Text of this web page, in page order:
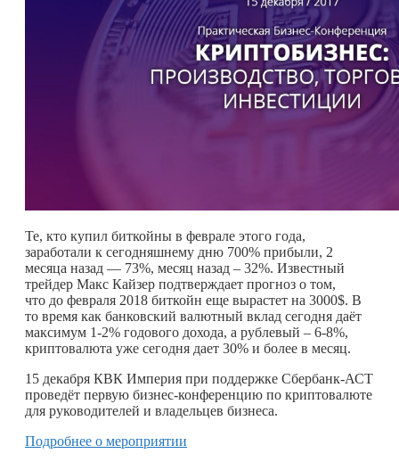
Те, кто купил биткойны в феврале этого года,
заработали к сегодняшнему дню 700% прибыли, 2
месяца назад — 73%, месяц назад – 32%. Известный
трейдер Макс Кайзер подтверждает прогноз о том,
что до февраля 2018 биткойн еще вырастет на 3000$. В
то время как банковский валютный вклад сегодня даёт
максимум 1-2% годового дохода, а рублевый – 6-8%,
криптовалюта уже сегодня дает 30% и более в месяц.
15 декабря КВК Империя при поддержке Сбербанк-АСТ
проведёт первую бизнес-конференцию по криптовалюте
для руководителей и владельцев бизнеса.
Подробнее о мероприятии